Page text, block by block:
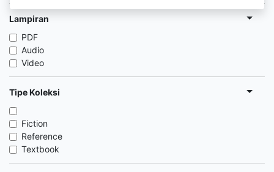
Lampiran
PDF
Audio
Video
Tipe Koleksi
Fiction
Reference
Textbook